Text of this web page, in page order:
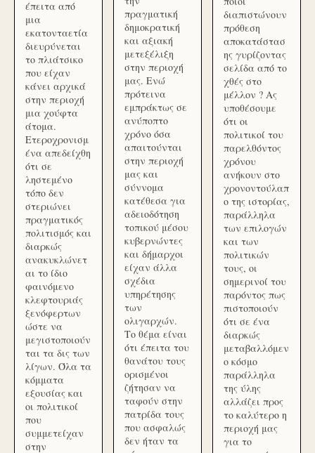
έπειτα από
μια
εκατονταετία
διευρύνεται
το πλιάτσικο
που είχαν
κάνει αρχικά
στην περιοχή
μια χούφτα
άτομα.
Ετεροχρονισμ
ένα απεδείχθη
ότι σε
ληστεμένο
τόπο δεν
στεριώνει
πραγματικός
πολιτισμός και
διαρκώς
ανακυκλώνετ
αι το ίδιο
φαινόμενο
κλεφτουριάς
ξενόφερτων
ώστε να
μεγιστοποιούν
ται τα δις των
λίγων. Όλα τα
κόμματα
εξουσίας και
οι πολιτικοί
που
συμμετείχαν
στην
πραγματική
δημοκρατική
και αξιακή
μετεξέλιξη
στην περιοχή
μας. Ενώ
πρότεινα
εμπράκτως σε
ανύποπτο
χρόνο όσα
απαιτούνται
στην περιοχή
μας και
σύννομα
κατέθεσα για
αδειοδότηση
τοπικού μέσου
κυβερνώντες
και δήμαρχοι
είχαν άλλα
σχέδια
υπηρέτησης
των
ολιγαρχών.
Το θέμα είναι
ότι έπειτα του
θανάτου τους
ορισμένοι
ζήτησαν να
ταφούν στην
πατρίδα τους
που ασφαλώς
δεν ήταν τα
διαπιστώνουν
πρόθεση
αποκατάστασ
ης γυρίζοντας
σελίδα από το
χθές στο
μέλλον ? Ας
υποθέσουμε
ότι οι
πολιτικοί του
παρελθόντος
χρόνου
ανήκουν στο
χρονοντούλαπ
ο της ιστορίας,
παράλληλα
των επιλογών
και των
πολιτικών
τους, οι
σημερινοί του
παρόντος πως
πιστοποιούν
ότι σε ένα
διαρκώς
μεταβαλλόμεν
ο κόσμο
παράλληλα
της ύλης
αλλάζει προς
το καλύτερο η
περιοχή μας
για το